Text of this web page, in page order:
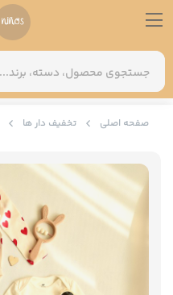
صفحه اصلی تخفیف دار ها